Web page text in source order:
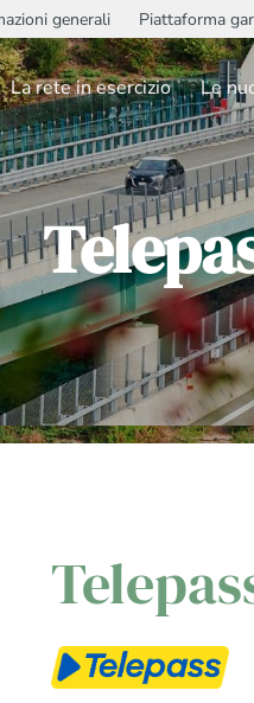
generali Piattaforma
La rete in esercizio Le